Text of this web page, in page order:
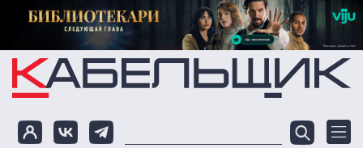
Перейти к основному содержанию